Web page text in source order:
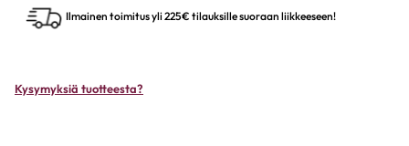
Ilmainen toimitus yli 225€ tilauksille suoraan liikkeeseen!
Kysymyksiä tuotteesta?